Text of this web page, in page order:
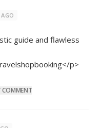
guide and flawless
p>
COMMENT